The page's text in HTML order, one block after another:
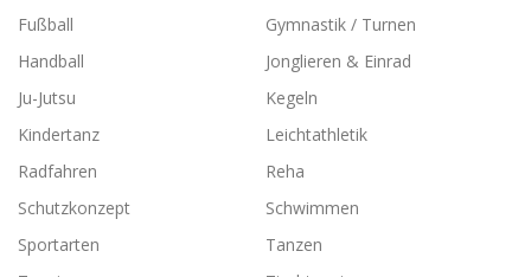
Fußball
Gymnastik / Turnen
Handball
Jonglieren & Einrad
Ju-Jutsu
Kegeln
Kindertanz
Leichtathletik
Radfahren
Reha
Schutzkonzept
Schwimmen
Sportarten
Tanzen